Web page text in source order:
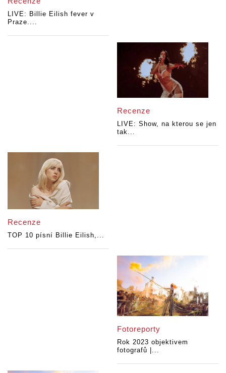
LIVE: Billie Eilish fever v
Praze....
Recenze
LIVE: Show, na kterou se jen
tak...
Recenze
TOP 10 písní Billie Eilish,...
Fotoreporty
Rok 2023 objektivem
fotografů |...